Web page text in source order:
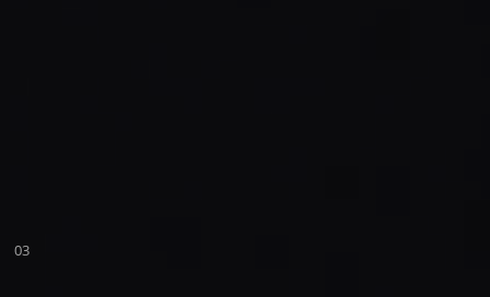
03